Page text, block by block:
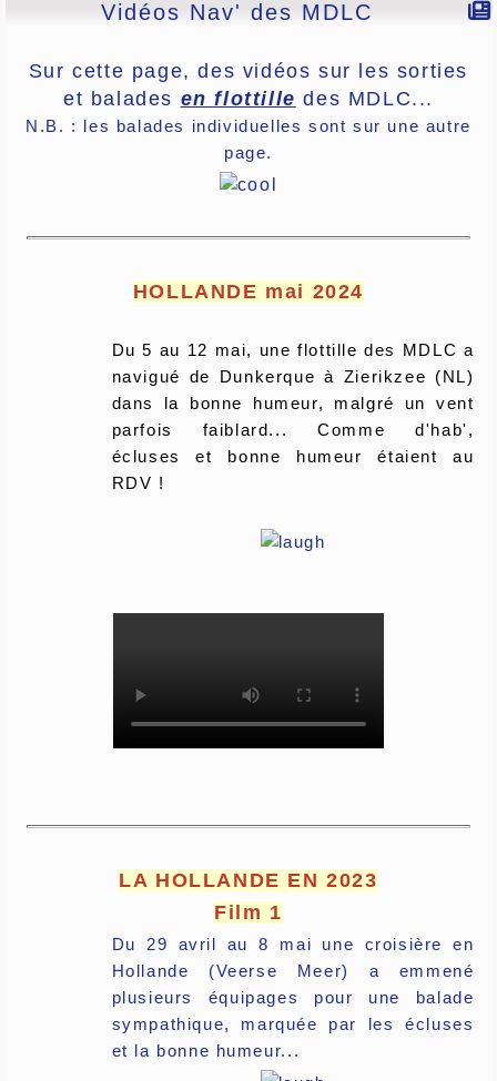
Vidéos Nav' des MDLC
Sur cette page, des vidéos sur les sorties
et balades en flottille des MDLC...
N.B. : les balades individuelles sont sur une autre
page.
HOLLANDE mai 2024
Du 5 au 12 mai, une flottille des MDLC a
navigué de Dunkerque à Zierikzee (NL)
dans la bonne humeur, malgré un vent
parfois faiblard... Comme d'hab',
écluses et bonne humeur étaient au
RDV !
LA HOLLANDE EN 2023
Film 1
Du 29 avril au 8 mai une croisière en
Hollande (Veerse Meer) a emmené
plusieurs équipages pour une balade
sympathique, marquée par les écluses
et la bonne humeur...